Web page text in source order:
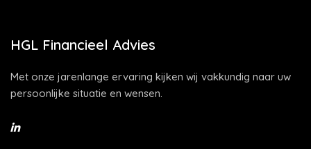
HGL Financieel Advies
Met onze jarenlange ervaring kijken wij vakkundig naar uw
persoonlijke situatie en wensen.